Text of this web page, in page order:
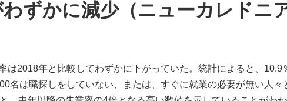
ずかに減少（ニューカレドニア
は2018年と比較してわずかに下がっていた。統計によると、10.9
名は職探しをしていない、または、すぐに就業の必要が無い人々